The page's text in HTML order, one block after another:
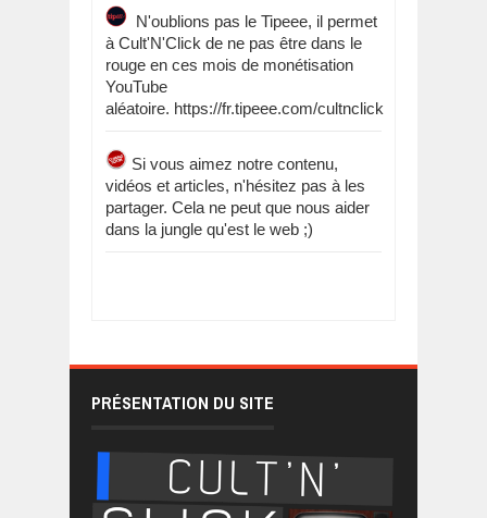
N'oublions pas le Tipeee, il permet
à Cult'N'Click de ne pas être dans le
rouge en ces mois de monétisation
YouTube
aléatoire. https://fr.tipeee.com/cultnclick
Si vous aimez notre contenu,
vidéos et articles, n'hésitez pas à les
partager. Cela ne peut que nous aider
dans la jungle qu'est le web ;)
PRÉSENTATION DU SITE